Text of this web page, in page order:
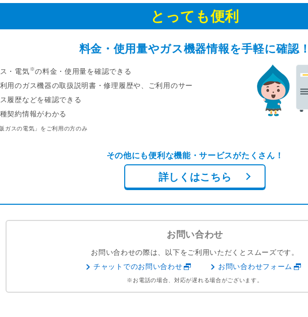
とっても便利
料金・使用量やガス機器情報を手軽に確認
・電気※の料金・使用量を確認できる
用のガス機器の取扱説明書・修理履歴や、ご利用のサー
履歴などを確認できる
契約情報がわかる
ガスの電気」をご利用の方のみ
その他にも便利な機能・サービスがたくさん！
詳しくはこちら
お問い合わせ
お問い合わせの際は、以下をご利用いただくとスムーズです。
チャットでのお問い合わせ
お問い合わせフォーム
※お電話の場合、対応が遅れる場合がございます。